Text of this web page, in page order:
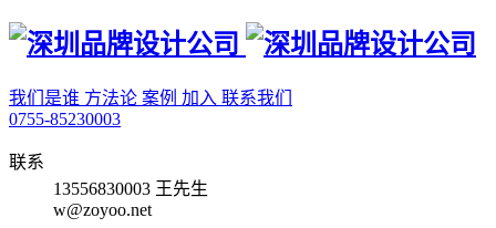
我们是谁 方法论 案例 加入 联系我们
0755-85230003
联系
13556830003 王先生
w@zoyoo.net